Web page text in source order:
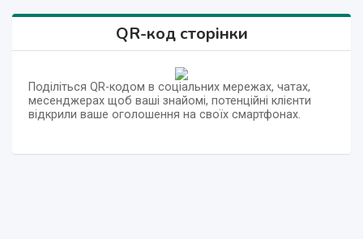
QR-код сторінки
Поділіться QR-кодом в соціальних мережах, чатах,
месенджерах щоб ваші знайомі, потенційні клієнти
відкрили ваше оголошення на своїх смартфонах.